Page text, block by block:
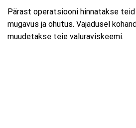
Pärast operatsiooni hinnatakse
mugavus ja ohutus. Vajadusel
muudetakse teie valuraviskeemi.